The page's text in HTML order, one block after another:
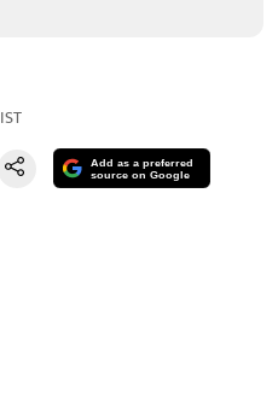
IST
Add as a preferred
source on Google